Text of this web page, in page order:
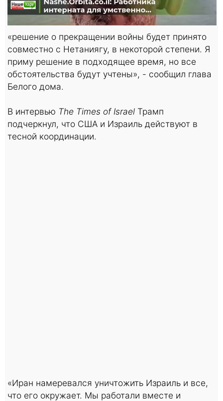
«решение о прекращении войны будет принято
совместно с Нетаниягу, в некоторой степени. Я
приму решение в подходящее время, но все
обстоятельства будут учтены», - сообщил глава
Белого дома.
В интервью The Times of Israel Трамп
подчеркнул, что США и Израиль действуют в
тесной координации.
«Иран намеревался уничтожить Израиль и все,
что его окружает. Мы работали вместе и